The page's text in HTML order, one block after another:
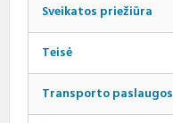
Sveikatos priežiūra
Teisė
Transporto paslaugos